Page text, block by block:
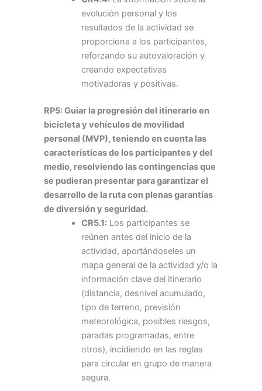
evolución personal y los
resultados de la actividad se
proporciona a los participantes,
reforzando su autovaloración y
creando expectativas
motivadoras y positivas.
RP5: Guiar la progresión del itinerario en
bicicleta y vehículos de movilidad
personal (MVP), teniendo en cuenta las
características de los participantes y del
medio, resolviendo las contingencias que
se pudieran presentar para garantizar el
desarrollo de la ruta con plenas garantías
de diversión y seguridad.
CR5.1:Los participantes se
reúnen antes del inicio de la
actividad, aportándoseles un
mapa general de la actividad y/o la
información clave del itinerario
(distancia, desnivel acumulado,
tipo de terreno, previsión
meteorológica, posibles riesgos,
paradas programadas, entre
otros), incidiendo en las reglas
para circular en grupo de manera
segura.